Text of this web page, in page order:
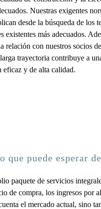
Nuestras exigentes
desde la búsqueda de los
existentes más adecuados.
relación con nuestros socios de
trayectoria contribuye a
eficaz y de alta calidad.
que puede esperar
paquete de servicios
de compra, los ingresos por
el mercado actual, sino